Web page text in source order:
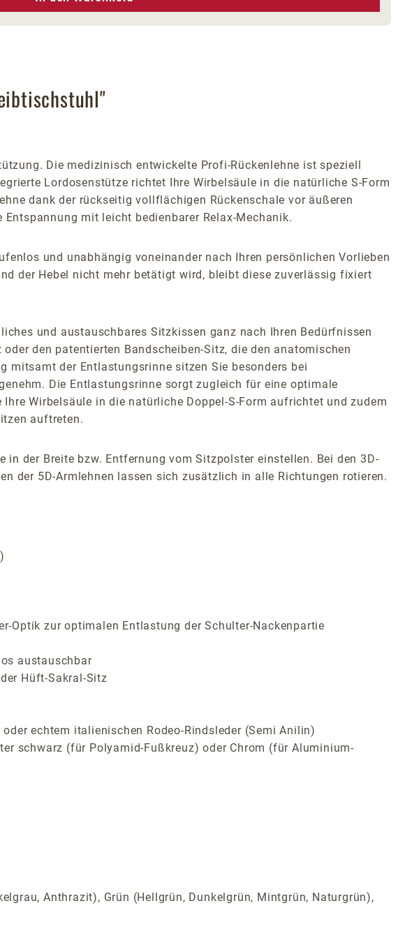
Die medizinisch entwickelte Profi-Rückenlehne ist speziell
Lordosenstütze richtet Ihre Wirbelsäule in die natürliche S-Form
dank der rückseitig vollflächigen Rückenschale vor äußeren
mit leicht bedienbarer Relax-Mechanik.
und unabhängig voneinander nach Ihren persönlichen Vorlieben
der Hebel nicht mehr betätigt wird, bleibt diese zuverlässig fixiert
und austauschbares Sitzkissen ganz nach Ihren Bedürfnissen
den patentierten Bandscheiben-Sitz, die den anatomischen
mitsamt der Entlastungsrinne sitzen Sie besonders bei
Die Entlastungsrinne sorgt zugleich für eine optimale
Wirbelsäule in die natürliche Doppel-S-Form aufrichtet und zudem
auftreten.
der Breite bzw. Entfernung vom Sitzpolster einstellen. Bei den 3D-
der 5D-Armlehnen lassen sich zusätzlich in alle Richtungen rotieren.
Optik zur optimalen Entlastung der Schulter-Nackenpartie
austauschbar
Hüft-Sakral-Sitz
echtem italienischen Rodeo-Rindsleder (Semi Anilin)
schwarz (für Polyamid-Fußkreuz) oder Chrom (für Aluminium-
Anthrazit), Grün (Hellgrün, Dunkelgrün, Mintgrün, Naturgrün),